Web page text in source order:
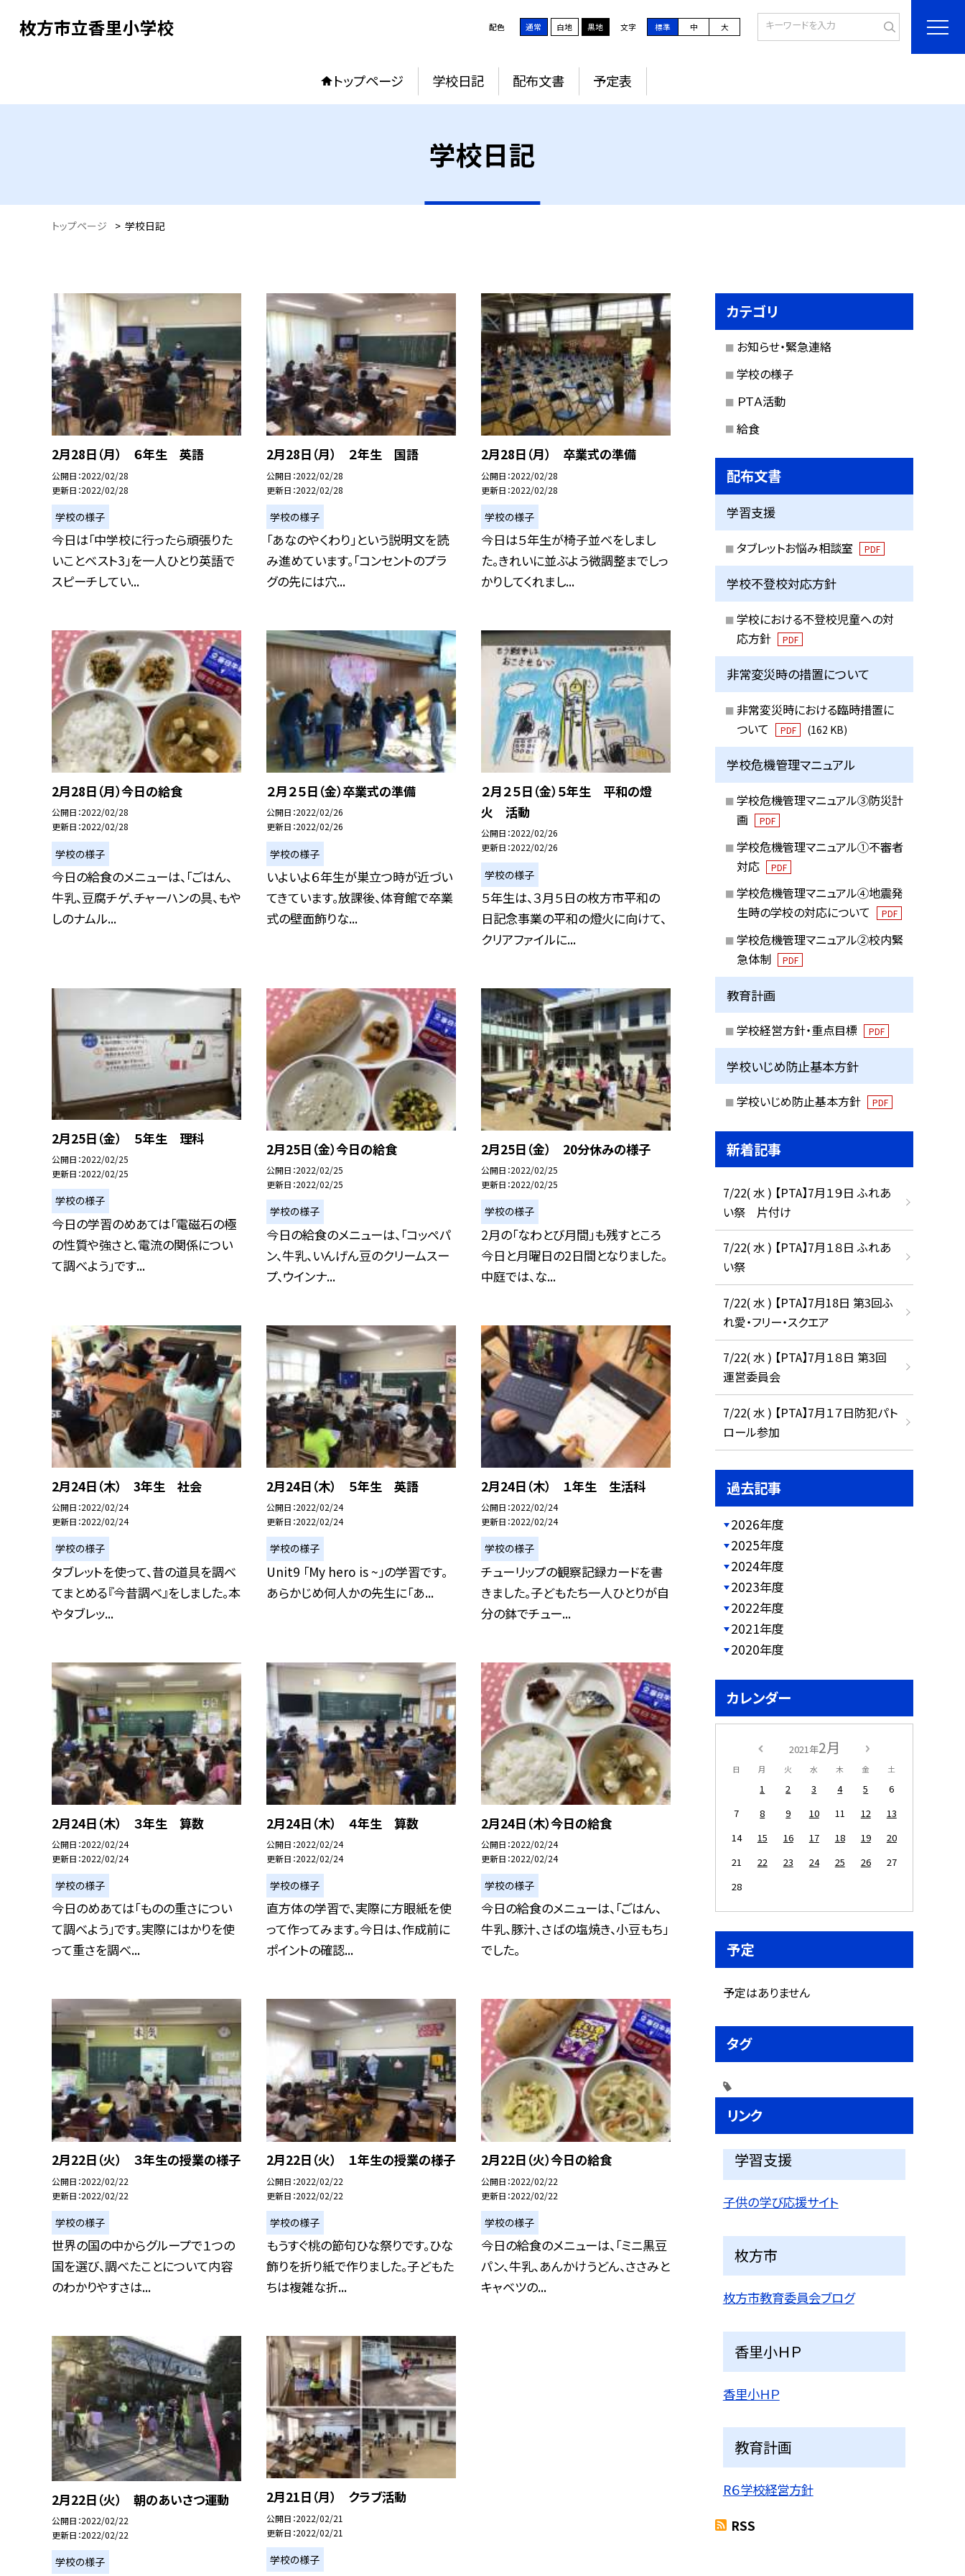
枚方市立香里小学校 配色 通常 白地 黒地 文字 標準 中 大
トップページ 学校日記 配布文書 予定表
学校日記
トップページ > 学校日記
2月28日（月） ６年生 英語
公開日 2022/02/28
更新日 2022/02/28
学校の様子
今日は「中学校に行ったら頑張りた
いことベスト3」を一人ひとり英語で
スピーチしてい...
2月28日（月） ２年生 国語
公開日 2022/02/28
更新日 2022/02/28
学校の様子
「あなのやくわり」という説明文を読
み進めています。「コンセントのプラ
グの先には穴...
2月28日（月） 卒業式の準備
公開日 2022/02/28
更新日 2022/02/28
学校の様子
今日は５年生が椅子並べをしまし
た。きれいに並ぶよう微調整までしっ
かりしてくれまし...
2月28日（月）今日の給食
公開日 2022/02/28
更新日 2022/02/28
学校の様子
今日の給食のメニューは、「ごはん、
牛乳、豆腐チゲ、チャーハンの具、もや
しのナムル...
２月２５日（金）卒業式の準備
公開日 2022/02/26
更新日 2022/02/26
学校の様子
いよいよ６年生が巣立つ時が近づい
てきています。放課後、体育館で卒業
式の壁面飾りな...
２月２５日（金）５年生 平和の燈
火 活動
公開日 2022/02/26
更新日 2022/02/26
学校の様子
５年生は、３月５日の枚方市平和の
日記念事業の平和の燈火に向けて、
クリアファイルに...
2月25日（金） ５年生 理科
公開日 2022/02/25
更新日 2022/02/25
学校の様子
今日の学習のめあては「電磁石の極
の性質や強さと、電流の関係につい
て調べよう」です...
2月25日（金）今日の給食
公開日 2022/02/25
更新日 2022/02/25
学校の様子
今日の給食のメニューは、「コッペパ
ン、牛乳、いんげん豆のクリームスー
プ、ウインナ...
2月25日（金） 20分休みの様子
公開日 2022/02/25
更新日 2022/02/25
学校の様子
2月の「なわとび月間」も残すところ
今日と月曜日の2日間となりました。
中庭では、な...
2月24日（木） 3年生 社会
公開日 2022/02/24
更新日 2022/02/24
学校の様子
タブレットを使って、昔の道具を調べ
てまとめる『今昔調べ』をしました。本
やタブレッ...
2月24日（木） ５年生 英語
公開日 2022/02/24
更新日 2022/02/24
学校の様子
Unit9 「My hero is ~」の学習です。
あらかじめ何人かの先生に「あ...
2月24日（木） １年生 生活科
公開日 2022/02/24
更新日 2022/02/24
学校の様子
チューリップの観察記録カードを書
きました。子どもたち一人ひとりが自
分の鉢でチュー...
2月24日（木） ３年生 算数
公開日 2022/02/24
更新日 2022/02/24
学校の様子
今日のめあては「ものの重さについ
て調べよう」です。実際にはかりを使
って重さを調べ...
2月24日（木） ４年生 算数
公開日 2022/02/24
更新日 2022/02/24
学校の様子
直方体の学習で、実際に方眼紙を使
って作ってみます。今日は、作成前に
ポイントの確認...
2月24日（木）今日の給食
公開日 2022/02/24
更新日 2022/02/24
学校の様子
今日の給食のメニューは、「ごはん、
牛乳、豚汁、さばの塩焼き、小豆もち」
でした。
2月22日（火） ３年生の授業の様子
公開日 2022/02/22
更新日 2022/02/22
学校の様子
世界の国の中からグループで１つの
国を選び、調べたことについて内容
のわかりやすさは...
2月22日（火） １年生の授業の様子
公開日 2022/02/22
更新日 2022/02/22
学校の様子
もうすぐ桃の節句ひな祭りです。ひな
飾りを折り紙で作りました。子どもた
ちは複雑な折...
2月22日（火）今日の給食
公開日 2022/02/22
更新日 2022/02/22
学校の様子
今日の給食のメニューは、「ミニ黒豆
パン、牛乳、あんかけうどん、ささみと
キャベツの...
2月22日（火） 朝のあいさつ運動
公開日 2022/02/22
更新日 2022/02/22
学校の様子
2月21日（月） クラブ活動
公開日 2022/02/21
更新日 2022/02/21
学校の様子
カテゴリ
お知らせ・緊急連絡
学校の様子
ＰＴＡ活動
給食
配布文書
学習支援
タブレットお悩み相談室 PDF
学校不登校対応方針
学校における不登校児童への対
応方針
PDF
非常変災時の措置について
非常変災時における臨時措置に
ついて
PDF (162 KB)
学校危機管理マニュアル
学校危機管理マニュアル③防災計
画
PDF
学校危機管理マニュアル①不審者
対応
PDF
学校危機管理マニュアル④地震発
生時の学校の対応について
PDF
学校危機管理マニュアル②校内緊
急体制
PDF
教育計画
学校経営方針・重点目標 PDF
学校いじめ防止基本方針
学校いじめ防止基本方針 PDF
新着記事
7/22( 水 ) 【PTA】7月１９日 ふれあ
い祭 片付け
7/22( 水 ) 【PTA】7月１８日 ふれあ
い祭
7/22( 水 ) 【PTA】7月18日 第3回ふ
れ愛・フリー・スクエア
7/22( 水 ) 【PTA】7月１８日 第3回
運営委員会
7/22( 水 ) 【PTA】7月１７日防犯パト
ロール参加
過去記事
2026年度
2025年度
2024年度
2023年度
2022年度
2021年度
2020年度
カレンダー
2021年2月
日 月 火 水 木 金 土
1 2 3 4 5
6
7
8 9 10 11 12
13
14
15 16 17 18 19
20
21
22 23 24 25 26
27
28
予定
予定はありません
タグ
リンク
学習支援
子供の学び応援サイト
枚方市
枚方市教育委員会ブログ
香里小ＨＰ
香里小ＨＰ
教育計画
R６学校経営方針
RSS